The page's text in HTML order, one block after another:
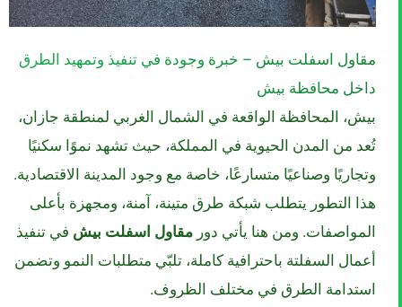
مقاول اسفلت بيش – خبرة وجودة في تنفيذ وتمهيد الطرق
داخل محافظة بيش
بيش، المحافظة الواقعة في الشمال الغربي لمنطقة جازان،
تُعد من المدن الحيوية في المملكة، حيث تشهد نموًا سكنيًا
وتجاريًا وصناعيًا متسارعًا، خاصة مع وجود المدينة الاقتصادية.
هذا التطور يتطلب شبكة طرق متينة، آمنة، ومجهزة بأعلى
المواصفات. ومن هنا يأتي دور مقاول اسفلت بيش في تنفيذ
أعمال السفلتة باحترافية كاملة، تلبّي متطلبات النمو وتضمن
استدامة الطرق في مختلف الظروف.